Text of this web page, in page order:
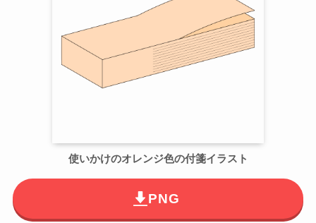
使いかけのオレンジ色の付箋イラスト
PNG